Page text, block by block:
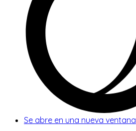
Se abre en una nueva ventana